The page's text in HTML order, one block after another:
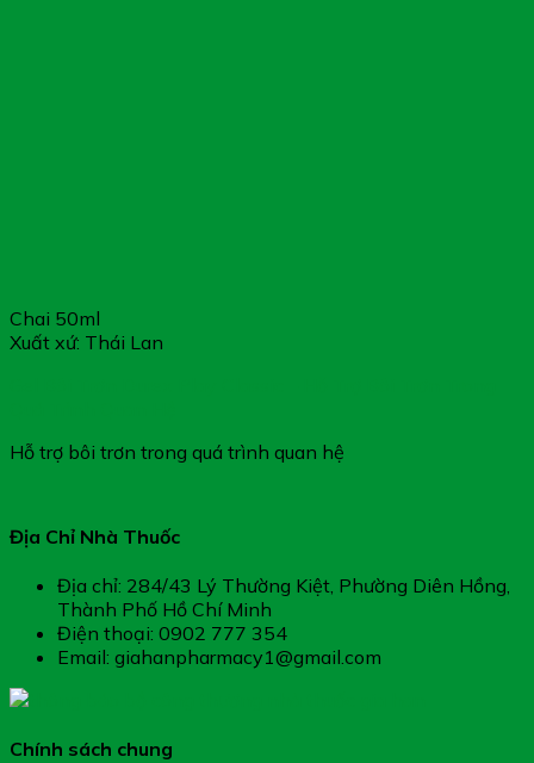
Chai 50ml
Xuất xứ: Thái Lan
Hỗ trợ bôi trơn trong quá trình quan hệ
Địa Chỉ Nhà Thuốc
Địa chỉ: 284/43 Lý Thường Kiệt, Phường Diên Hồng,
Thành Phố Hồ Chí Minh
Điện thoại: 0902 777 354
Email: giahanpharmacy1@gmail.com
Chính sách chung